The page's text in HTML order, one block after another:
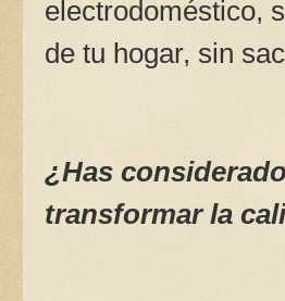
electrodoméstico,
de tu hogar, sin
¿Has
transformar la